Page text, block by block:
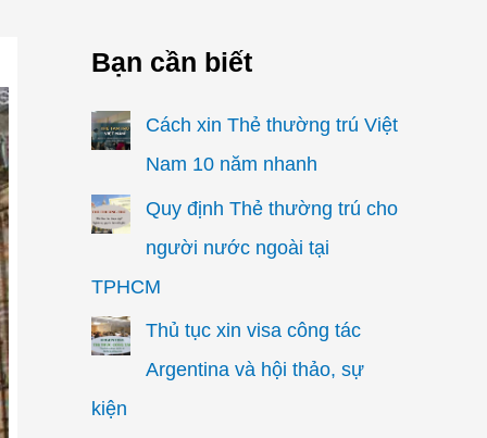
Bạn cần biết
Cách xin Thẻ thường trú Việt
Nam 10 năm nhanh
Quy định Thẻ thường trú cho
người nước ngoài tại
TPHCM
Thủ tục xin visa công tác
Argentina và hội thảo, sự
kiện